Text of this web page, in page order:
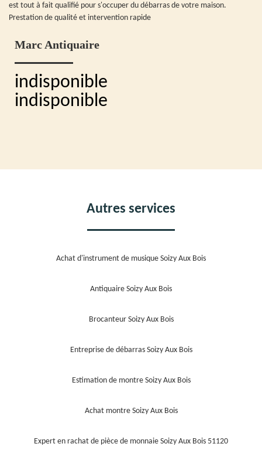
est tout à fait qualifié pour s'occuper du débarras de votre maison.
Prestation de qualité et intervention rapide
Marc Antiquaire
indisponible
indisponible
Autres services
Achat d'instrument de musique Soizy Aux Bois
Antiquaire Soizy Aux Bois
Brocanteur Soizy Aux Bois
Entreprise de débarras Soizy Aux Bois
Estimation de montre Soizy Aux Bois
Achat montre Soizy Aux Bois
Expert en rachat de pièce de monnaie Soizy Aux Bois 51120